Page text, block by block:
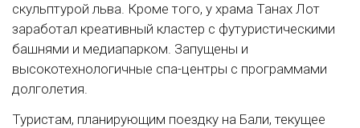
скульптурой льва. Кроме того, у храма Танах Лот
заработал креативный кластер с футуристическими
башнями и медиапарком. Запущены и
высокотехнологичные спа-центры с программами
долголетия.
Туристам, планирующим поездку на Бали, текущее